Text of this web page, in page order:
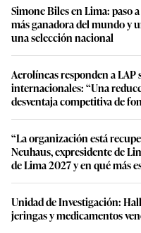
Simone Biles en Lima: paso
más ganadora del mundo y
una selección nacional
Aerolíneas responden a LAP
internacionales: “Una
desventaja competitiva de
“La organización está
Neuhaus, expresidente de
de Lima 2027 y en qué más
Unidad de Investigación:
jeringas y medicamentos